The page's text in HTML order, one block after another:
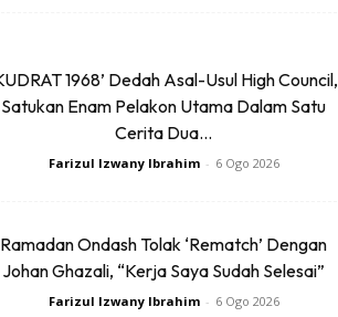
1968’ Dedah Asal-Usul High Council,
Satukan Enam Pelakon Utama Dalam Satu
Cerita Dua...
Farizul Izwany Ibrahim - 6 Ogo 2026
Ramadan Ondash Tolak ‘Rematch’ Dengan
Johan Ghazali, “Kerja Saya Sudah Selesai”
Farizul Izwany Ibrahim - 6 Ogo 2026